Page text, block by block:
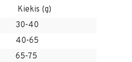
Kiekis (g)
30-40
40-65
65-75